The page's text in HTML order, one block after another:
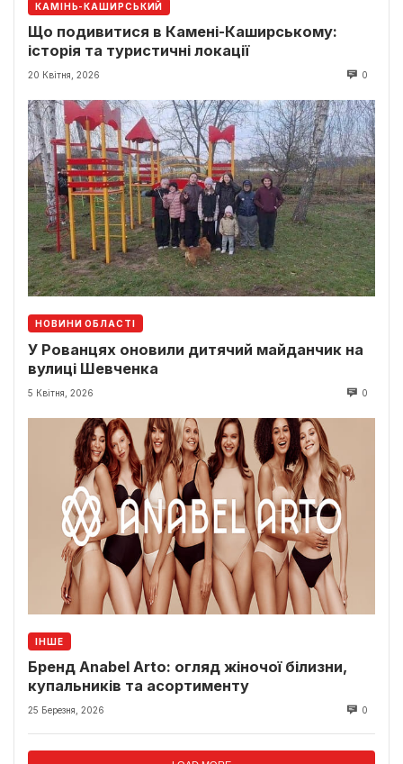
КАМІНЬ-КАШИРСЬКИЙ
Що подивитися в Камені-Каширському:
історія та туристичні локації
20 Квітня, 2026 0
НОВИНИ ОБЛАСТІ
У Рованцях оновили дитячий майданчик на
вулиці Шевченка
5 Квітня, 2026 0
ІНШЕ
Бренд Anabel Arto: огляд жіночої білизни,
купальників та асортименту
25 Березня, 2026 0